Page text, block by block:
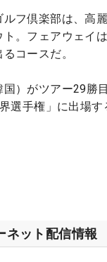
フ倶楽部は、高
。フェアウェイ
コースだ。
国）がツアー29勝
選手権」に出場
ネット配信情報